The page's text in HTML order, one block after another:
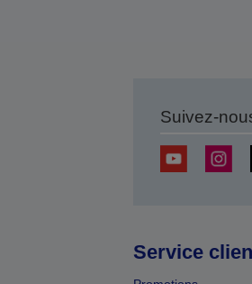
Suivez-
Service